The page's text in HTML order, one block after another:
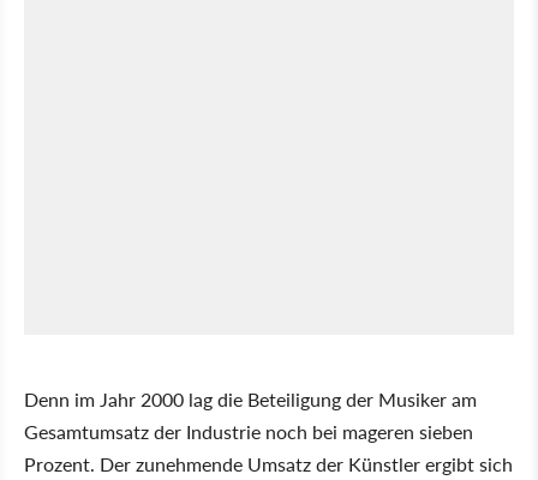
Denn im Jahr 2000 lag die Beteiligung der Musiker am
Gesamtumsatz der Industrie noch bei mageren sieben
Prozent. Der zunehmende Umsatz der Künstler ergibt sich